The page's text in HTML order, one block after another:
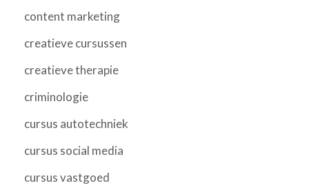
content marketing
creatieve cursussen
creatieve therapie
criminologie
cursus autotechniek
cursus social media
cursus vastgoed